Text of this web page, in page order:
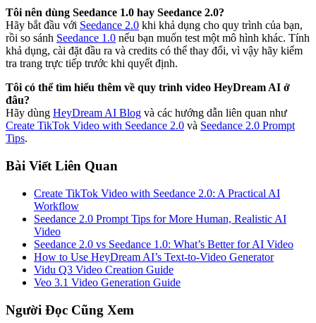
Tôi nên dùng Seedance 1.0 hay Seedance 2.0?
Hãy bắt đầu với Seedance 2.0 khi khả dụng cho quy trình của bạn,
rồi so sánh Seedance 1.0 nếu bạn muốn test một mô hình khác. Tính
khả dụng, cài đặt đầu ra và credits có thể thay đổi, vì vậy hãy kiểm
tra trang trực tiếp trước khi quyết định.
Tôi có thể tìm hiểu thêm về quy trình video HeyDream AI ở
đâu?
Hãy dùng HeyDream AI Blog và các hướng dẫn liên quan như
Create TikTok Video with Seedance 2.0 và Seedance 2.0 Prompt
Tips.
Bài Viết Liên Quan
Create TikTok Video with Seedance 2.0: A Practical AI
Workflow
Seedance 2.0 Prompt Tips for More Human, Realistic AI
Video
Seedance 2.0 vs Seedance 1.0: What’s Better for AI Video
How to Use HeyDream AI’s Text-to-Video Generator
Vidu Q3 Video Creation Guide
Veo 3.1 Video Generation Guide
Người Đọc Cũng Xem